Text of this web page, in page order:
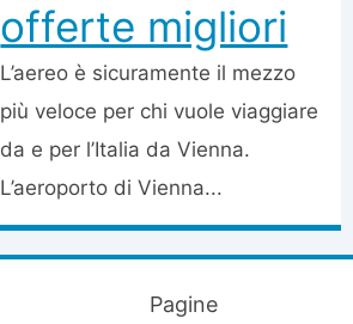
offerte migliori
L’aereo è sicuramente il mezzo
più veloce per chi vuole viaggiare
da e per l’Italia da Vienna.
L’aeroporto di Vienna...
Pagine